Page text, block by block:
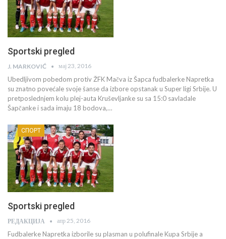
Sportski pregled
J. MARKOVIĆ мај 23, 2016
Ubedljivom pobedom protiv ŽFK Mačva iz Šapca fudbalerke Napretka
su znatno povećale svoje šanse da izbore opstanak u Super ligi Srbije. U
pretposlednjem kolu plej-auta Kruševljanke su sa 15:0 savladale
Šapčanke i sada imaju 18 bodova,…
СПОРТ
Sportski pregled
РЕДАКЦИЈА апр 25, 2016
Fudbalerke Napretka izborile su plasman u polufinale Kupa Srbije a